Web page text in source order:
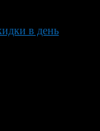
в день